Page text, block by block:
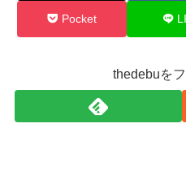
Pocket
thedebuを